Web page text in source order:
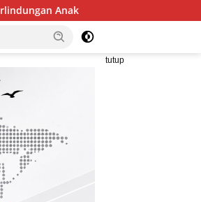
TMMD ke-129 Bukan Sekadar
tutup